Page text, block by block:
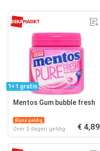
1+1 gratis
Mentos Gum bubble fresh
Bijna geldig
Over 2 dagen geldig € 4,89